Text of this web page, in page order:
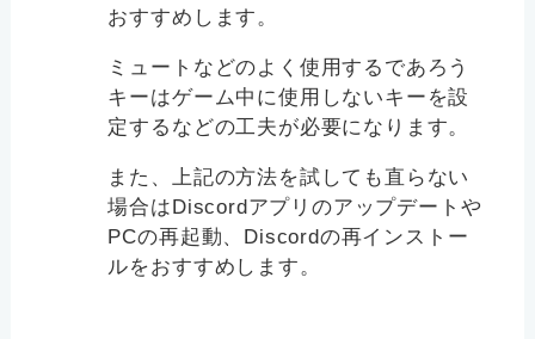
おすすめします。
ミュートなどのよく使用するであろう
キーはゲーム中に使用しないキーを設
定するなどの工夫が必要になります。
また、上記の方法を試しても直らない
場合はDiscordアプリのアップデートや
PCの再起動、Discordの再インストー
ルをおすすめします。